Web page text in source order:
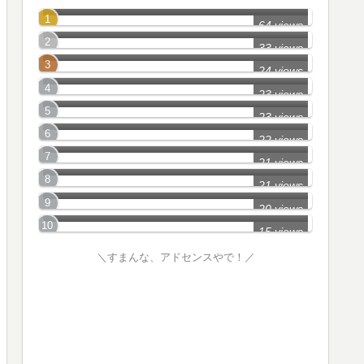
64 views
所沢市のミステリースポット2
33 views
千葉県_Part4
24 views
東京都_Part20
23 views
埼玉県_Part3
23 views
長野県_Part10
22 views
心霊スポットおしえて_Part1
21 views
神奈川県_Part2
21 views
西武池袋線沿線のたたり物件
20 views
埼玉県幽霊地帯情報_Part3
15 views
＼すまんな、アドセンスやで！／